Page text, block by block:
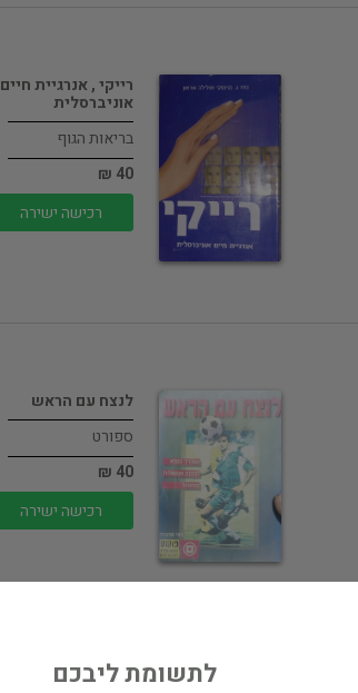
רייקי , אנרגיית חיים
אוניברסלית
בריאות הגוף
40 ₪
רכישה ישירה
לנצח עם הראש
ספורט
40 ₪
רכישה ישירה
לתשומת ליבכם